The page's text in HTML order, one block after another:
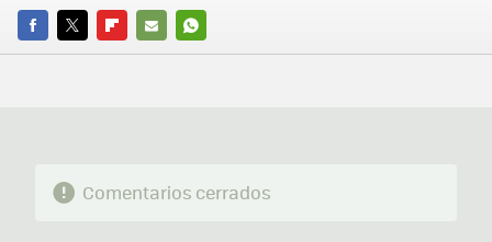
FACEBOOK
TWITTERFLIPBOARD
E-
WHATSAPP
Comentarios cerrados